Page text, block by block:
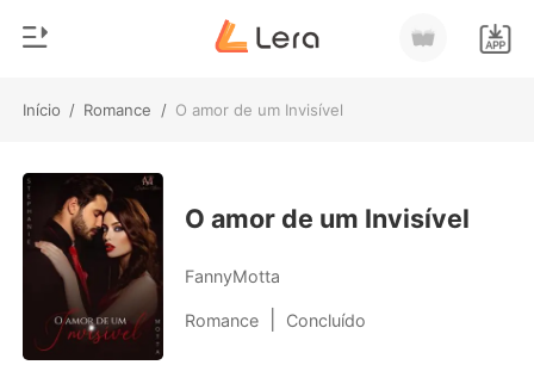
Início / Romance / O amor de um Invisível
Loja
Histórico
Sair
Gênero
Moderno
Lobisomem
Contos
O amor de um Invisível
FannyMotta
Romance Concluído